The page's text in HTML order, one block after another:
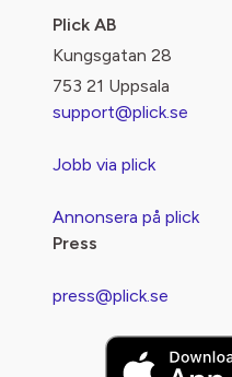
Plick AB
Kungsgatan 28
753 21 Uppsala
support@plick.se
Jobb via plick
Annonsera på plick
Press
press@plick.se